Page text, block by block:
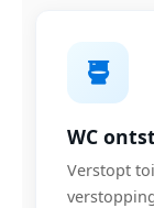
WC
Verstopt